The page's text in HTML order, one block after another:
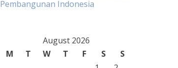
Pembangunan Indonesia
August 2026
M
T W T F S
S